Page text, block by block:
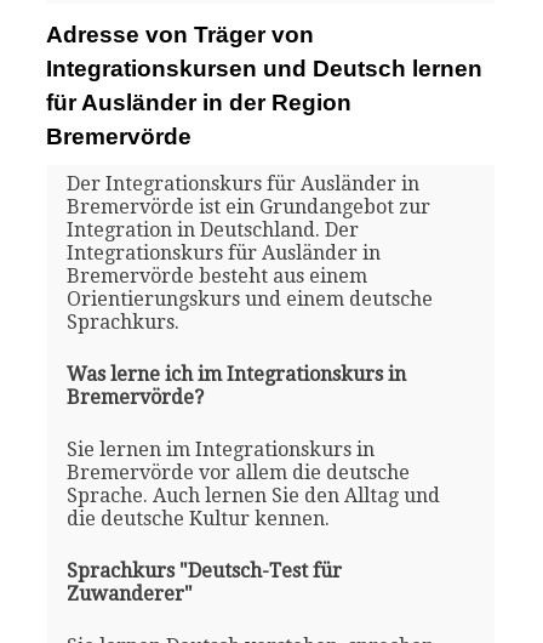
Adresse von Träger von
Integrationskursen und Deutsch lernen
für Ausländer in der Region
Bremervörde
Der Integrationskurs für Ausländer in
Bremervörde ist ein Grundangebot zur
Integration in Deutschland. Der
Integrationskurs für Ausländer in
Bremervörde besteht aus einem
Orientierungskurs und einem deutsche
Sprachkurs.
Was lerne ich im Integrationskurs in
Bremervörde?
Sie lernen im Integrationskurs in
Bremervörde vor allem die deutsche
Sprache. Auch lernen Sie den Alltag und
die deutsche Kultur kennen.
Sprachkurs "Deutsch-Test für
Zuwanderer"